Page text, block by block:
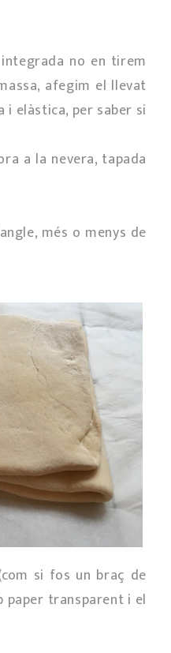
no en tirem
afegim el llevat
i elàstica, per saber si
a la nevera, tapada
més o menys de
si fos un braç de
paper transparent i el